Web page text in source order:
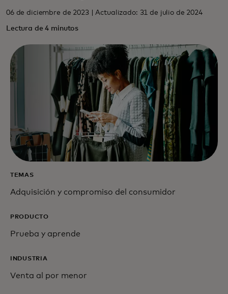
06 de diciembre de 2023 | Actualizado: 31 de julio de 2024
Lectura de 4 minutos
TEMAS
Adquisición y compromiso del consumidor
PRODUCTO
Prueba y aprende
INDUSTRIA
Venta al por menor